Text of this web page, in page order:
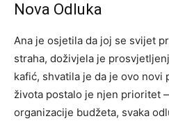
Nova Odluka
Ana je osjetila da joj se svijet
straha, doživjela je
kafić, shvatila je da je ovo novi
života postalo je njen prioritet
organizacije budžeta, svaka